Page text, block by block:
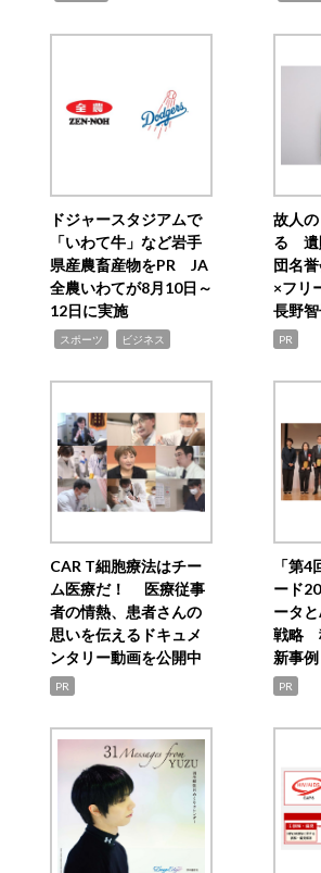
ドジャースタジアムで
「いわて牛」など岩手
県産農畜産物をPR JA
全農いわてが8月10日～
12日に実施
スポーツ ビジネス
故人
る 遺
団名
×フリ
長野
PR
CAR T細胞療法はチー
ム医療だ！ 医療従事
者の情熱、患者さんの
思いを伝えるドキュメ
ンタリー動画を公開中
PR
「第
ード
ータ
戦略
新事例
PR